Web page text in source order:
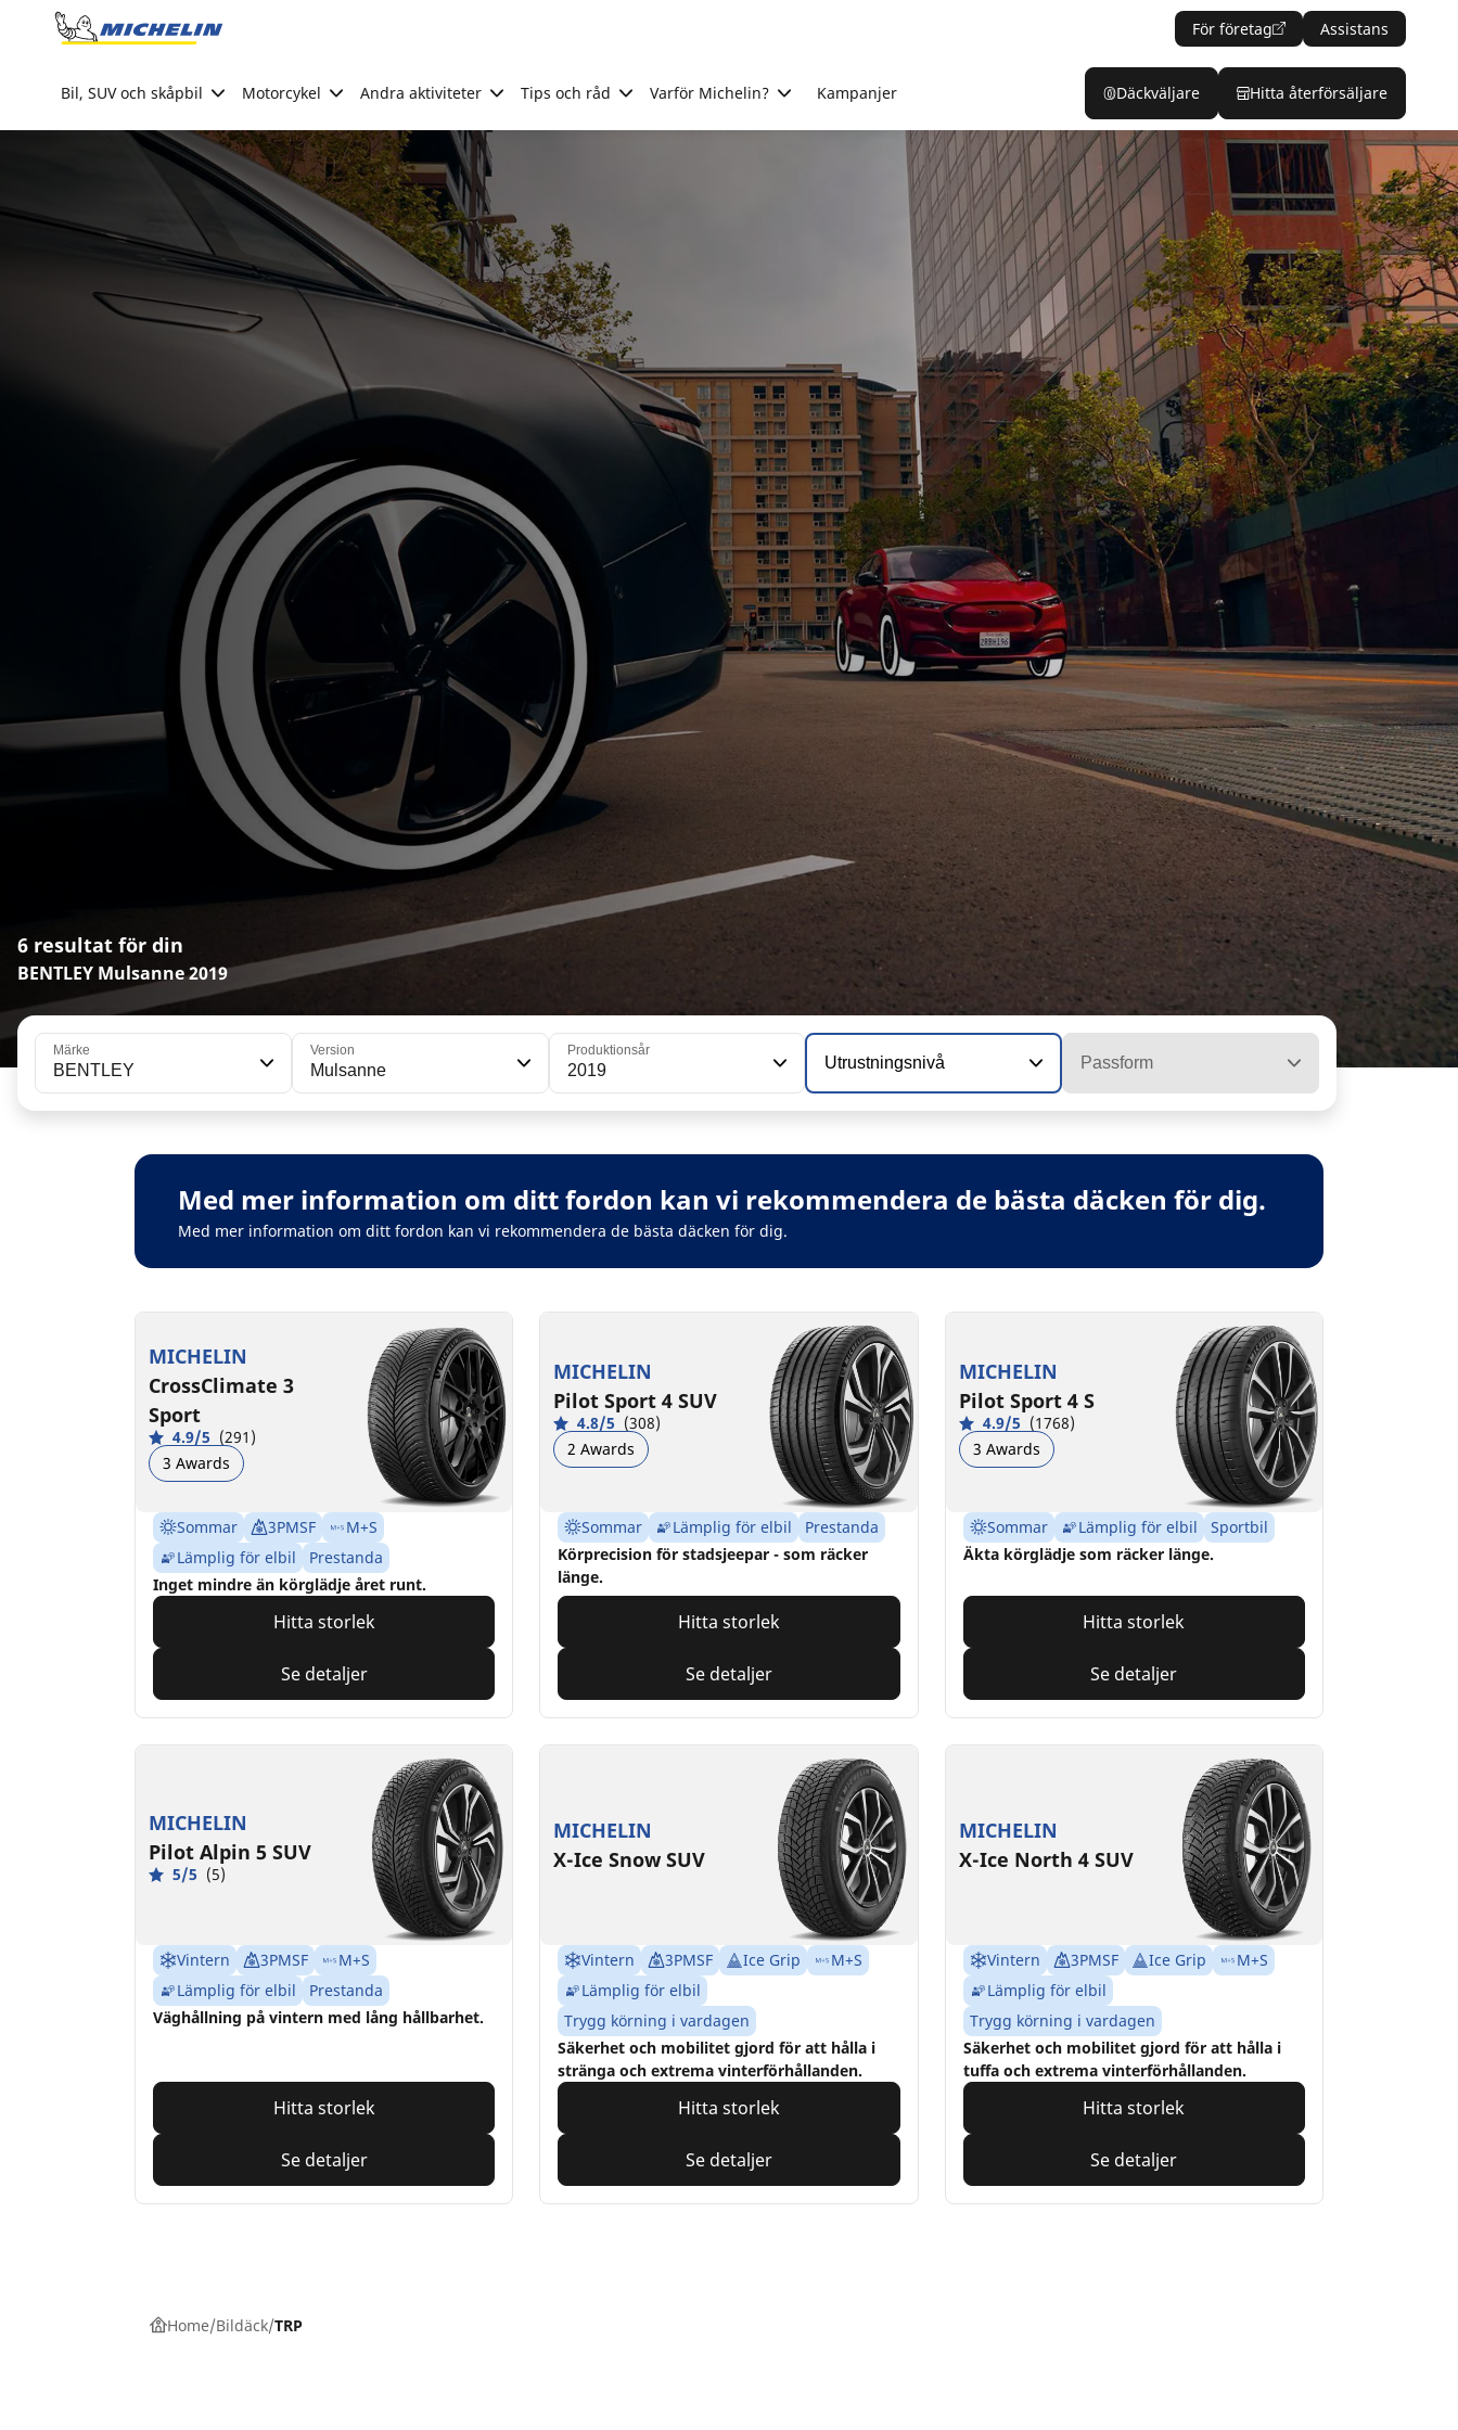
Go to page content
För företag Assistans
Bil, SUV och skåpbil Motorcykel Andra aktiviteter Tips och råd Varför Michelin? Kampanjer Däckväljare Hitta återförsäljare
6 resultat för din
BENTLEY Mulsanne 2019
Märke
BENTLEY
Version
Mulsanne
Produktionsår
2019 Utrustningsnivå Passform
Med mer information om ditt fordon kan vi rekommendera de bästa däcken för dig.
Med mer information om ditt fordon kan vi rekommendera de bästa däcken för dig.
MICHELIN
CrossClimate 3
Sport
4.9/5 (291)
3 Awards
Sommar 3PMSF
M+S
Lämplig för elbil
Prestanda
Inget mindre än körglädje året runt.
Hitta storlek
Se detaljer
MICHELIN
Pilot Sport 4 SUV
4.8/5 (308)
2 Awards
Sommar Lämplig för elbil
Prestanda
Körprecision för stadsjeepar - som räcker
länge.
Hitta storlek
Se detaljer
MICHELIN
Pilot Sport 4 S
4.9/5 (1768)
3 Awards
Sommar Lämplig för elbil
Sportbil
Äkta körglädje som räcker länge.
Hitta storlek
Se detaljer
MICHELIN
Pilot Alpin 5 SUV
5/5 (5)
Vintern 3PMSF
M+S
Lämplig för elbil
Prestanda
Väghållning på vintern med lång hållbarhet.
Hitta storlek
Se detaljer
MICHELIN
X-Ice Snow SUV
Vintern 3PMSF Ice Grip
M+S
Lämplig för elbil
Trygg körning i vardagen
Säkerhet och mobilitet gjord för att hålla i
stränga och extrema vinterförhållanden.
Hitta storlek
Se detaljer
MICHELIN
X-Ice North 4 SUV
Vintern 3PMSF Ice Grip
M+S
Lämplig för elbil
Trygg körning i vardagen
Säkerhet och mobilitet gjord för att hålla i
tuffa och extrema vinterförhållanden.
Hitta storlek
Se detaljer
Home Bildäck TRP